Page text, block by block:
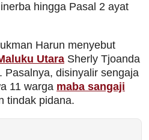
hingga Pasal 2 ayat
Harun menyebut
Utara Sherly Tjoanda
Pasalnya, disinyalir sengaja
11 warga maba sangaji
tindak pidana.